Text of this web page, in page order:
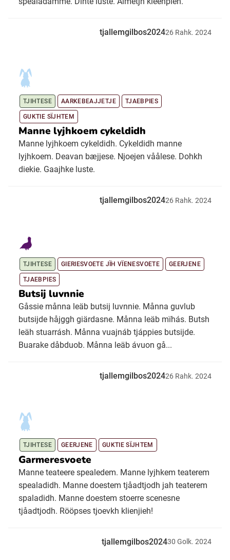
tjallemgilbos202426 Rahk. 2024
TJIHTESE AARKEBEAJJETJE TJAEBPIES
GUKTIE SÏJHTEM
Manne lyjhkoem cykeldidh
Manne lyjhkoem cykeldidh. Cykeldidh manne
lyjhkoem. Deavan bæjjese. Njoejen våålese. Dohkh
diekie. Gaajhke luste.
tjallemgilbos202426 Rahk. 2024
TJIHTESE GIERIESVOETE JÏH VÏENESVOETE GEERJENE
TJAEBPIES
Butsij luvnnie
Gåssie månna leäb butsij luvnnie. Månna guvlub
butsijde håjggh giärdasne. Månna leäb mïhás. Butsh
leäh stuarrásh. Månna vuajnáb tjáppies butsijde.
Buarake dåbduob. Månna leäb ávuon gå...
tjallemgilbos202426 Rahk. 2024
TJIHTESE GEERJENE GUKTIE SÏJHTEM
Garmeresvoete
Manne teateere spealedem. Manne lyjhkem teaterem
spealadidh. Manne doestem tjåadtjodh jah teaterem
spaladidh. Manne doestem stoerre scenesne
tjåadtjodh. Rööpses tjoevkh klienjieh!
tjallemgilbos202430 Golk. 2024